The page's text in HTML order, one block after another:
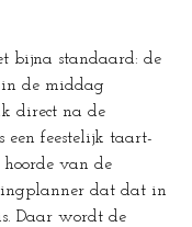
bijna standaard: de
de middag
direct na de
een feestelijk taart-
hoorde van de
dat dat in
Daar wordt de